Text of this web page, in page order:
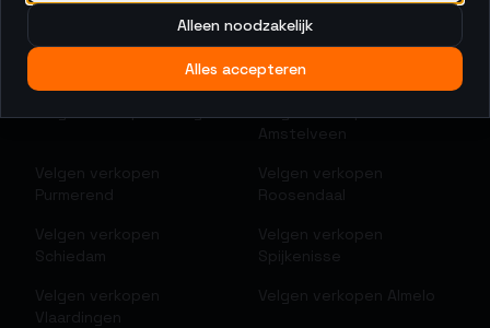
Velgen verkopenSittard Velgen verkopenHelmond
Velgen verkopenHeerlen
Velgen verkopen
Hilversum
Amstelveen
Velgen verkopen
Purmerend
Velgen verkopen
Roosendaal
Velgen verkopen
Schiedam
Velgen verkopen
Spijkenisse
Velgen verkopen
Vlaardingen
Velgen verkopen Almelo
Alleen noodzakelijk
Alles accepteren